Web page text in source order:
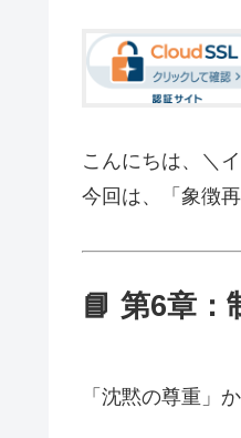
こんにちは、＼
今回は、「象徴
📘 第6章：
「沈黙の尊重」